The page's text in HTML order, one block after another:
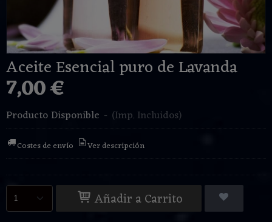
Aceite Esencial puro de Lavanda
7,00 €
Producto Disponible - (Imp. Incluidos)
Costes de envío Ver descripción
Añadir a Carrito